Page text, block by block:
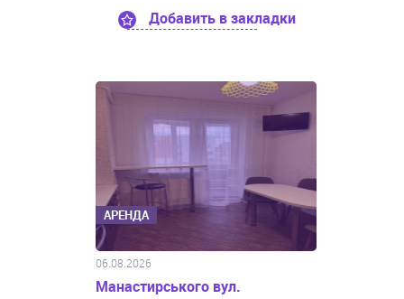
Добавить в закладки
АРЕНДА
06.08.2026
Манастирського вул.